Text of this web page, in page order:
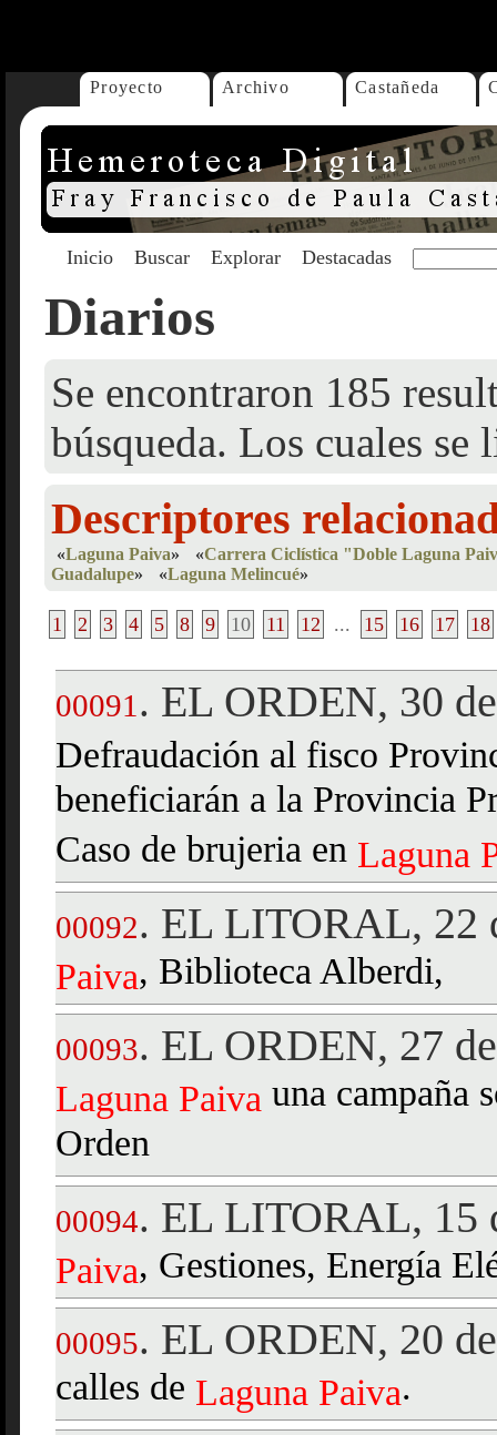
Proyecto Archivo Castañeda
Inicio Buscar Explorar Destacadas
Diarios
Se encontraron 185
búsqueda. Los cuales se
Descriptores
«Laguna Paiva» «Carrera Ciclística "Doble Laguna
Guadalupe» «Laguna Melincué»
1 2 3 4 5 8 9 10 11 12 ... 15 16 17 18
00091 . EL ORDEN, 30
Defraudación al fisco
beneficiarán a la Provincia
Caso de brujeria en Laguna
00092. EL LITORAL, 22
Paiva, Biblioteca Alberdi,
00093. EL ORDEN, 27
Laguna Paiva una campaña
Orden
00094. EL LITORAL, 15
Paiva, Gestiones, Energía
00095. EL ORDEN, 20
calles de Laguna Paiva.